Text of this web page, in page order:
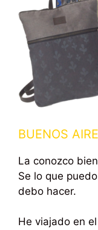
BUENOS
La conozco
Se lo que
debo hacer.
He viajado en